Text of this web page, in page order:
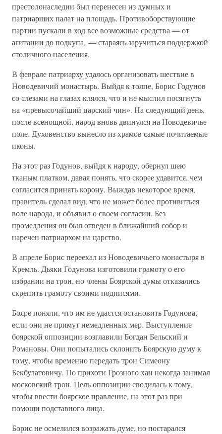
престолонаследии был перенесен из думных и
патриарших палат на площадь. Противоборствующие
партии пускали в ход все возможные средства — от
агитации до подкупа, — стараясь заручиться поддержкой
столичного населения.
В феврале патриарху удалось организовать шествие в
Новодевичий монастырь. Выйдя к толпе, Борис Годунов
со слезами на глазах клялся, что и не мыслил посягнуть
на «превысочайший царский чин». На следующий день,
после всенощной, народ вновь двинулся на Новодевичье
поле. Духовенство вынесло из храмов самые почитаемые
иконы.
На этот раз Годунов, выйдя к народу, обернул шею
тканым платком, давая понять, что скорее удавится, чем
согласится принять корону. Выждав некоторое время,
правитель сделал вид, что не может более противиться
воле народа, и объявил о своем согласии. Без
промедления он был отведен в ближайший собор и
наречен патриархом на царство.
В апреле Борис переехал из Новодевичьего монастыря в
Кремль. Дьяки Годунова изготовили грамоту о его
избрании на трон, но члены Боярской думы отказались
скрепить грамоту своими подписями.
Бояре поняли, что им не удастся остановить Годунова,
если они не примут немедленных мер. Выступление
боярской оппозиции возглавили Богдан Бельский и
Романовы. Они попытались склонить Боярскую думу к
тому, чтобы временно передать трон Симеону
Бекбулатовичу. По прихоти Грозного хан некогда занимал
московский трон. Цель оппозиции сводилась к тому,
чтобы ввести боярское правление, на этот раз при
помощи подставного лица.
Борис не осмелился возражать думе, но постарался